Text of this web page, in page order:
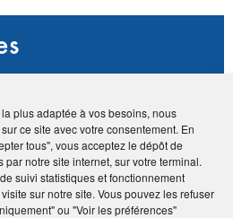
plus adaptée à vos besoins, nous
ce site avec votre consentement. En
tous", vous acceptez le dépôt de
par notre site internet, sur votre terminal.
suivi statistiques et fonctionnement
sur notre site. Vous pouvez les refuser
ou "Voir les préférences"